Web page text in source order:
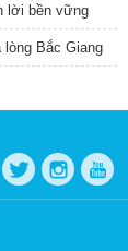
lời bền vững
Bắc Giang